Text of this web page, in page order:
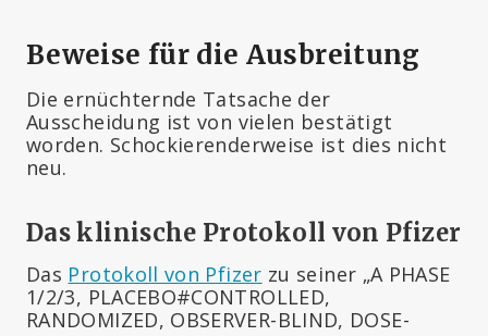
Beweise für die Ausbreitung
Die ernüchternde Tatsache der
Ausscheidung ist von vielen bestätigt
worden. Schockierenderweise ist dies nicht
neu.
Das klinische Protokoll von Pfizer
Das Protokoll von Pfizer zu seiner „A PHASE
1/2/3, PLACEBO#CONTROLLED,
RANDOMIZED, OBSERVER-BLIND, DOSE-